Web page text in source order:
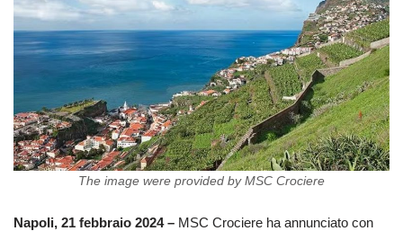
The image were provided by MSC Crociere
Napoli, 21 febbraio 2024 – MSC Crociere ha annunciato con